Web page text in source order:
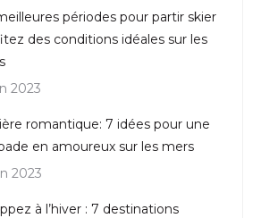
périodes pour partir skier
des conditions idéales sur les
2023
romantique: 7 idées pour une
en amoureux sur les mers
2023
à l’hiver : 7 destinations